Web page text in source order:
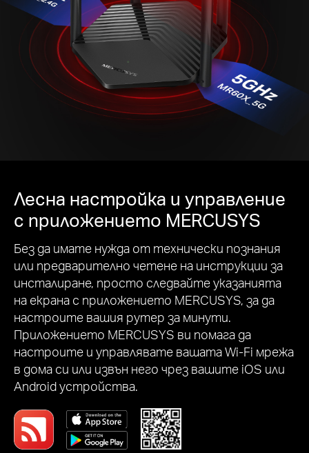
Лесна настройка и управление
с приложението MERCUSYS
Без да имате нужда от технически познания
или предварително четене на инструкции за
инсталиране, просто следвайте указанията
на екрана с приложението MERCUSYS, за да
настроите вашия рутер за минути.
Приложението MERCUSYS ви помага да
настроите и управлявате вашата Wi-Fi мрежа
в дома си или извън него чрез вашите iOS или
Android устройства.